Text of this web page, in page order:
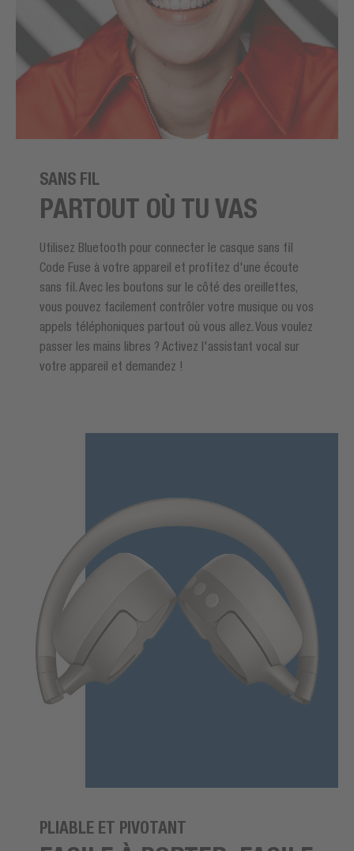
SANS FIL
PARTOUT OÙ TU VAS
Utilisez Bluetooth pour connecter le casque sans fil
Code Fuse à votre appareil et profitez d'une écoute
sans fil. Avec les boutons sur le côté des oreillettes,
vous pouvez facilement contrôler votre musique ou vos
appels téléphoniques partout où vous allez. Vous voulez
passer les mains libres ? Activez l'assistant vocal sur
votre appareil et demandez !
PLIABLE ET PIVOTANT